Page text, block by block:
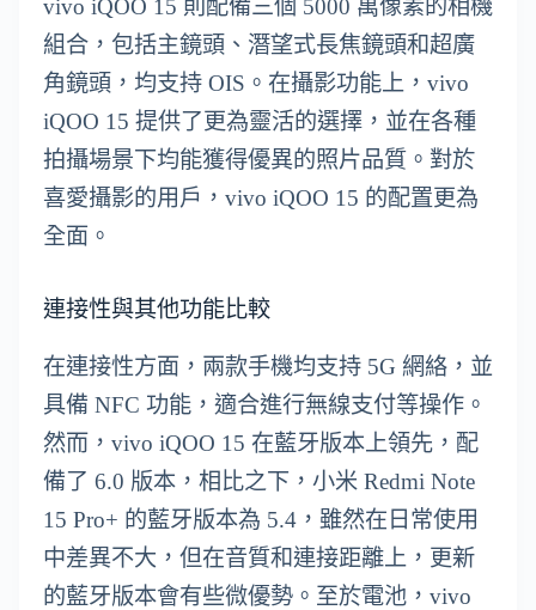
vivo iQOO 15 則配備三個 5000 萬像素的相機
組合，包括主鏡頭、潛望式長焦鏡頭和超廣
角鏡頭，均支持 OIS。在攝影功能上，vivo
iQOO 15 提供了更為靈活的選擇，並在各種
拍攝場景下均能獲得優異的照片品質。對於
喜愛攝影的用戶，vivo iQOO 15 的配置更為
全面。
連接性與其他功能比較
在連接性方面，兩款手機均支持 5G 網絡，並
具備 NFC 功能，適合進行無線支付等操作。
然而，vivo iQOO 15 在藍牙版本上領先，配
備了 6.0 版本，相比之下，小米 Redmi Note
15 Pro+ 的藍牙版本為 5.4，雖然在日常使用
中差異不大，但在音質和連接距離上，更新
的藍牙版本會有些微優勢。至於電池，vivo